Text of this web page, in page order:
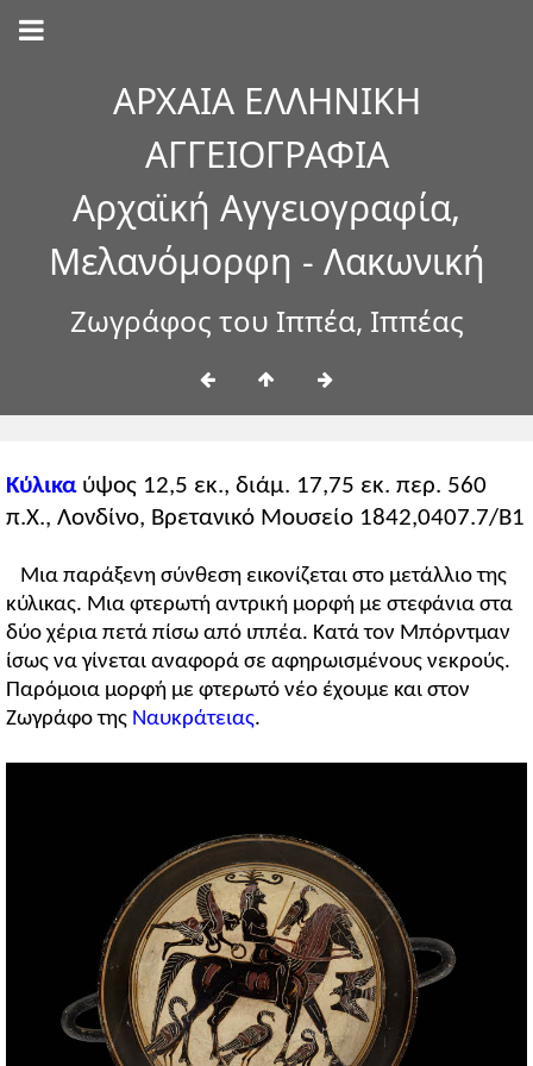
ΑΡΧΑΙΑ ΕΛΛΗΝΙΚΗ
ΑΓΓΕΙΟΓΡΑΦΙΑ
Αρχαϊκή Αγγειογραφία,
Μελανόμορφη - Λακωνική
Ζωγράφος του Ιππέα, Ιππέας
Κύλικαύψος 12,5 εκ., διάμ. 17,75 εκ. περ. 560
π.Χ., Λονδίνο, Βρετανικό Μουσείο 1842,0407.7/B1
Μια παράξενη σύνθεση εικονίζεται στο μετάλλιο της
κύλικας. Μια φτερωτή αντρική μορφή με στεφάνια στα
δύο χέρια πετά πίσω από ιππέα. Κατά τον Μπόρντμαν
ίσως να γίνεται αναφορά σε αφηρωισμένους νεκρούς.
Παρόμοια μορφή με φτερωτό νέο έχουμε και στον
Ζωγράφο της Ναυκράτειας.